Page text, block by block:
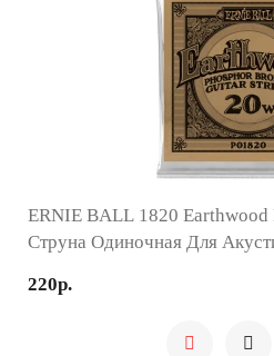
ERNIE BALL 1820 Earthwood
Струна Одиночная Для
220р.